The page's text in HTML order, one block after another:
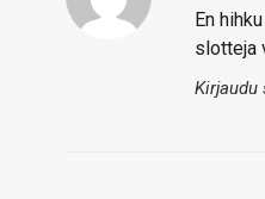
En
slotteja
Kirjaudu